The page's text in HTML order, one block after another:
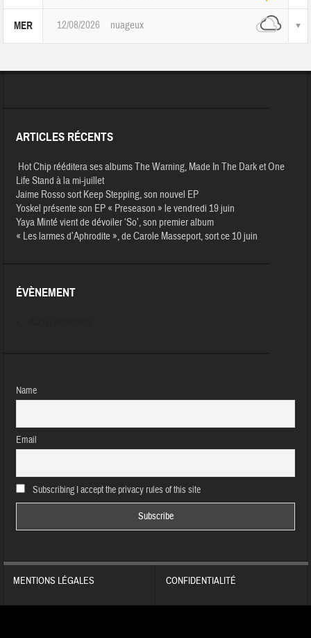
MER 12/08/2026 nuageux
ARTICLES RÉCENTS
Hot Chip rééditera ses albums The Warning, Made In The Dark et One
Life Stand à la mi-juillet
Jaime Rosso sort Keep Stepping, son nouvel EP
Yoskel présente son EP « Preseason » le vendredi 19 juin
Yaya Minté vient de dévoiler ‘So’, son premier album
« Les larmes d’Aphrodite », de Carole Masseport, sort ce 10 juin
ÉVÈNEMENT
Name
Email
Subscribing I accept the privacy rules of this site
MENTIONS LÉGALES CONFIDENTIALITÉ